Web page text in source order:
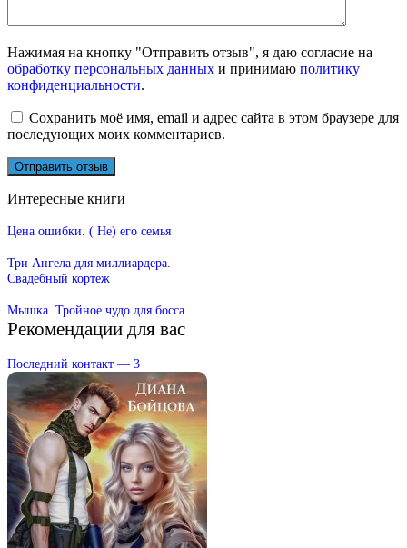
Нажимая на кнопку "Отправить отзыв", я даю согласие на
обработку персональных данных и принимаю политику
конфиденциальности.
Сохранить моё имя, email и адрес сайта в этом браузере для
последующих моих комментариев.
Интересные книги
Цена ошибки. ( Не) его семья
Три Ангела для миллиардера.
Свадебный кортеж
Мышка. Тройное чудо для босса
Рекомендации для вас
Последний контакт — 3